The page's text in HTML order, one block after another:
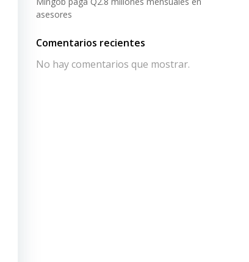
asesores
Comentarios recientes
No hay comentarios que mostrar.